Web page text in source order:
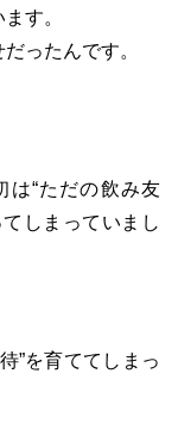
す。
ったんです。
は“ただの飲み友
しまっていまし
”を育ててしまっ